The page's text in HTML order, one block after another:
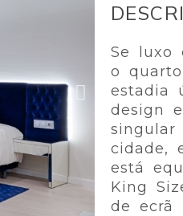
Se luxo
o
estadia
design
singular
cidade,
está
King
de ecrã